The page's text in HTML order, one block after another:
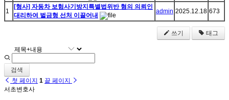
1
[형사] 자동차 보험사기방지특별법위반 혐의 의뢰인
대리하여 벌금형 선처 이끌어내
admin 2025.12.18 673
쓰기 태그
검색
첫 페이지 1 끝 페이지
서초변호사